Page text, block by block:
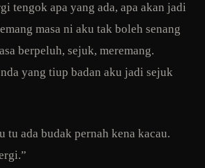
tengok apa yang ada, apa akan jadi
masa ni aku tak boleh senang
berpeluh, sejuk, meremang.
yang tiup badan aku jadi sejuk
tu ada budak pernah kena kacau.